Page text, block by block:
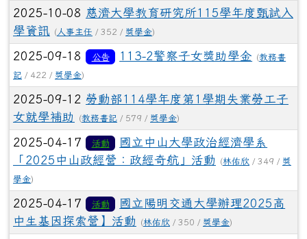
2025-10-08 慈濟大學教育研究所115學年度甄試入
學資訊
( 人事主任 / 352 / 獎學金)
2025-09-18 公告 113-2警察子女獎助學金 (教務書
記 / 422 / 獎學金)
2025-09-12 勞動部114學年度第1學期失業勞工子
女就學補助
(教務書記 / 579 / 獎學金)
2025-04-17 活動
國立中山大學政治經濟學系
「2025中山政經營：政經奇航」活動
(林佑欣 / 349 / 獎
學金)
2025-04-17 活動
國立陽明交通大學辦理2025高
中生基因探索營】活動
(林佑欣 / 350 / 獎學金)